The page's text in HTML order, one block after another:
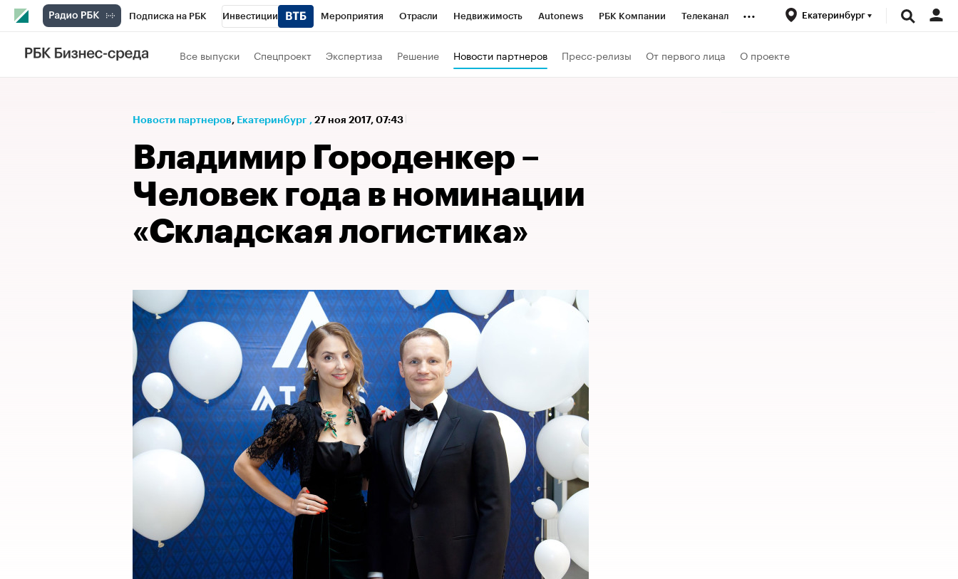
Подписка на РБК Инвестиции Мероприятия Отрасли Недвижимость Autonews РБК Компании Телеканал
РБК Вино
Проверка контрагентов Экономика
... Екатеринбург
Все выпуски Спецпроект Экспертиза Решение Новости партнеров Пресс-релизы От первого лица О проекте
Новости партнеров⁠, Екатеринбург , 27 ноя 2017, 07:43
Владимир Городенкер –
Человек года в номинации
«Складская логистика»